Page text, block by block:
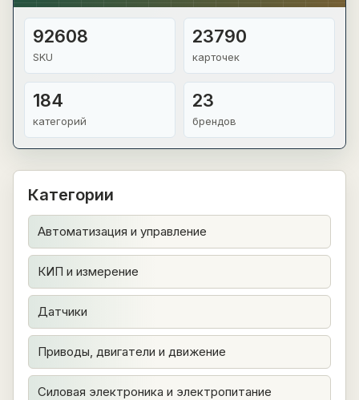
92608
SKU
23790
карточек
184
категорий
23
брендов
Категории
Автоматизация и управление
КИП и измерение
Датчики
Приводы, двигатели и движение
Силовая электроника и электропитание